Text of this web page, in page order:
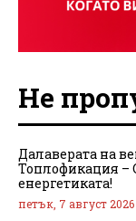
Не
Далаверата на
Топлофикация –
енергетиката!
петък, 7 август 2026